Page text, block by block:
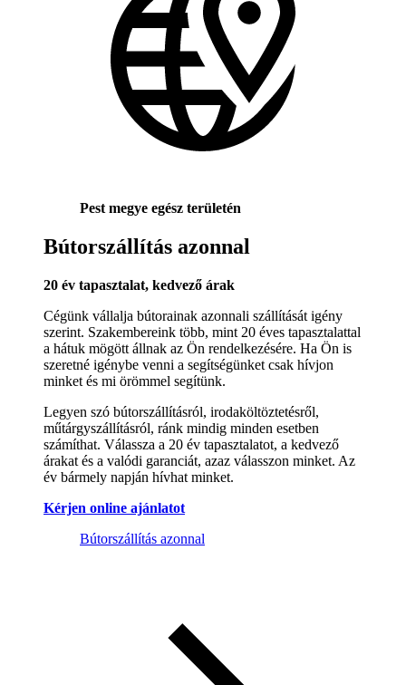
Pest megye egész területén
Bútorszállítás azonnal
20 év tapasztalat, kedvező árak
Cégünk vállalja bútorainak azonnali szállítását igény
szerint. Szakembereink több, mint 20 éves tapasztalattal
a hátuk mögött állnak az Ön rendelkezésére. Ha Ön is
szeretné igénybe venni a segítségünket csak hívjon
minket és mi örömmel segítünk.
Legyen szó bútorszállításról, irodaköltöztetésről,
műtárgyszállításról, ránk mindig minden esetben
számíthat. Válassza a 20 év tapasztalatot, a kedvező
árakat és a valódi garanciát, azaz válasszon minket. Az
év bármely napján hívhat minket.
Kérjen online ajánlatot
Bútorszállítás azonnal